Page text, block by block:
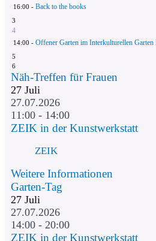
16:00 - Back to the books
3
4
14:00 - Offener Garten im Interkulturellen
5
6
Näh-Treffen für Frauen
27 Juli
27.07.2026
11:00 - 14:00
ZEIK in der Kunstwerkstatt
ZEIK
Weitere Informationen
Garten-Tag
27 Juli
27.07.2026
14:00 - 20:00
ZEIK in der Kunstwerkstatt